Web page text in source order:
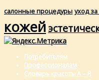
салонные процедуры уход
кожей
Потребителям
Профессионалам
Словарь красоты А – Я